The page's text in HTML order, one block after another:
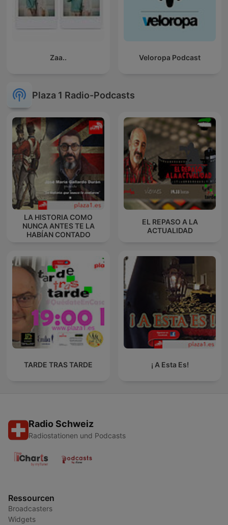
Zaa.. Veloropa Podcast
Plaza 1 Radio-Podcasts
LA HISTORIA COMO
NUNCA ANTES TE LA
HABÍAN CONTADO
EL REPASO A LA
ACTUALIDAD
TARDE TRAS TARDE ¡ A Esta Es!
Radio Schweiz
Radiostationen und Podcasts
Ressourcen
Broadcasters
Widgets